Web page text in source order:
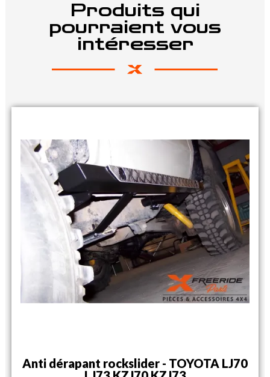
Produits qui
pourraient vous
intéresser
Anti dérapant rockslider - TOYOTA LJ70